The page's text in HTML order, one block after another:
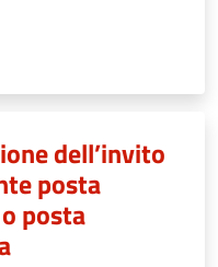
dell’invito
posta
posta